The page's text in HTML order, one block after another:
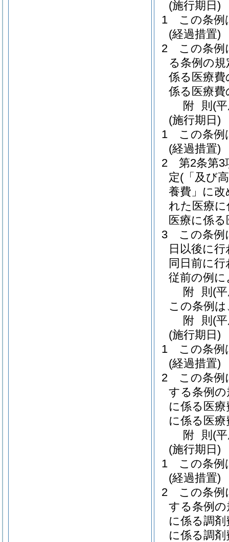
(施行期日)
1
この条例
(経過措置)
2
この条例
る条例の
係る医療
係る医療
附 則 (
(施行期日)
1
この条例
(経過措置)
2
第2条第3
定(「及び
養費」に
れた医療
医療に係
3
この条例
日以後に
同日前に
従前の例
附 則 (
この条例
附 則 (
(施行期日)
1
この条例
(経過措置)
2
この条例
する条例
に係る医
に係る医
附 則 (
(施行期日)
1
この条例
(経過措置)
2
この条例
する条例
に係る調
に係る調